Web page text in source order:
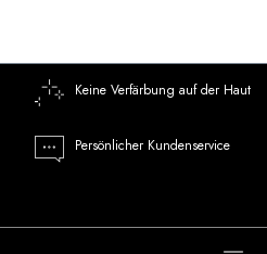
Keine Verfärbung auf der Haut
Persönlicher Kundenservice